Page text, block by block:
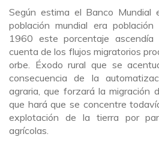
Según estima el Banco
población mundial era
1960 este porcentaje
cuenta de los flujos migratorios
orbe. Éxodo rural que se
consecuencia de la
agraria, que forzará la migración
que hará que se concentre
explotación de la tierra por
agrícolas.